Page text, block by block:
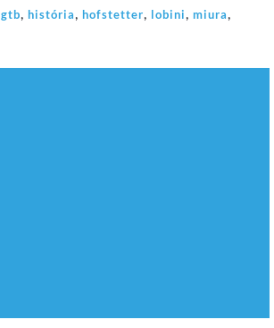
gtb, história, hofstetter, lobini, miura,